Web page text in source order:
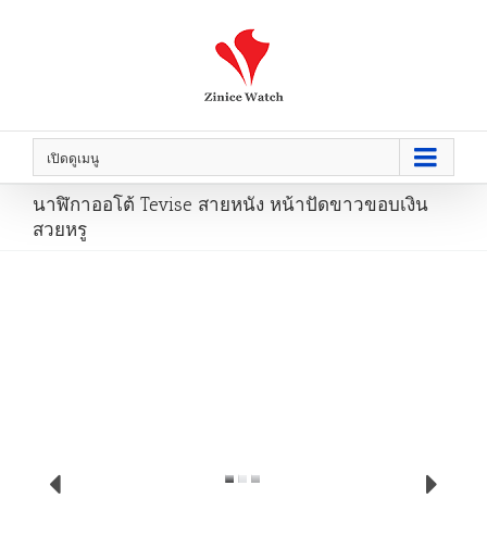
เปิดดูเมนู
นาฬิกาออโต้ Tevise สายหนัง หน้าปัดขาวขอบเงิน
สวยหรู